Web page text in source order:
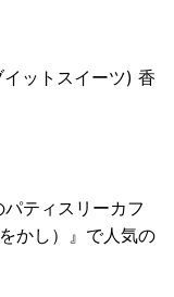
ットスイーツ) 香
パティスリーカフ
かし）』で人気の